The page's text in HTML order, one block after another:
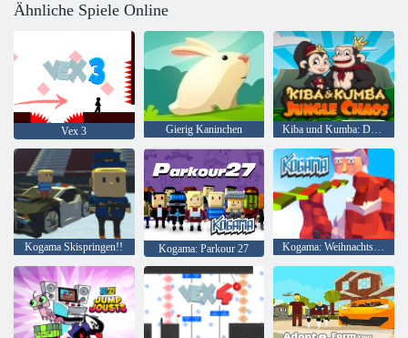
Ähnliche Spiele Online
Vex 3 Gierig Kaninchen Kiba und Kumba: Dschungelchaos
Kogama Skispringen!! Kogama: Parkour 27 Kogama: Weihnachtsparkour